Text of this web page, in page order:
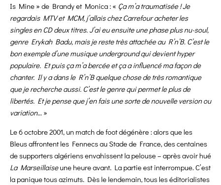
Is Mine » de Brandy et Monica : « Ça m’a traumatisée ! Je
regardais MTV et MCM, j’allais chez Carrefour acheter les
singles en CD deux titres. J’ai eu ensuite une phase plus nu-soul,
genre Erykah Badu, mais je reste très attachée au R’n’B. C’est le
bon exemple d’une musique underground qui devient hyper
populaire. Et puis ça m’a bercée et ça a influencé ma façon de
chanter. Il y a dans le R’n’B quelque chose de très romantique
que je recherche aussi. C’est le genre qui permet le plus de
libertés. Et je pense que j’en fais une sorte de nouvelle version ou
variation… »
Le 6 octobre 2001, un match de foot dégénère : alors que les
Bleus affrontent les Fennecs au Stade de France, des centaines
de supporters algériens envahissent la pelouse – après avoir hué
La Marseillaiseune heure avant. La partie est interrompue. C’est
la panique tous azimuts. Dès le lendemain, tous les éditorialistes